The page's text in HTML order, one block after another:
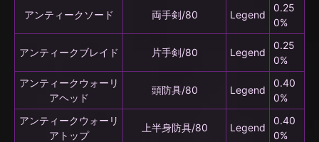
アンティークソード 両手剣/80 Legend
0.25
0%
アンティークブレイド 片手剣/80 Legend
0.25
0%
アンティークウォーリ
アヘッド
頭防具/80 Legend
0.40
0%
アンティークウォーリ
アトップ
上半身防具/80 Legend
0.40
0%